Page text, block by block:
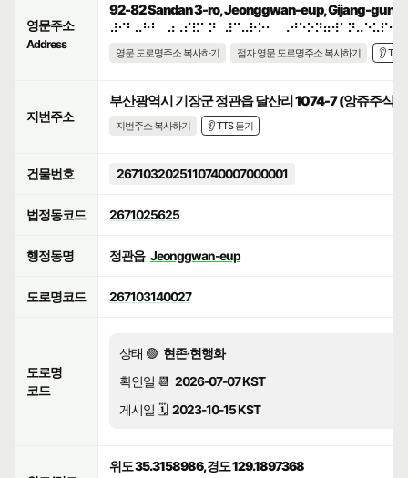
영문주소
Address
92-82 Sandan 3-ro, Jeonggwan-eup, Gijang-gun,
영문 도로명주소 복사하기 점자 영문 도로명주소 복사하기 👂 TTS
지번주소
부산광역시 기장군 정관읍 달산리 1074-7 (앙쥬주식)
지번주소 복사하기 👂 TTS 듣기
건물번호 2671032025110740007000001
법정동코드 2671025625
행정동명 정관읍 Jeonggwan-eup
도로명코드 267103140027
도로명
코드
상태 🟢 현존·현행화
확인일 📆 2026-07-07 KST
게시일 🗓️ 2023-10-15 KST
위도 35.3158986, 경도 129.1897368